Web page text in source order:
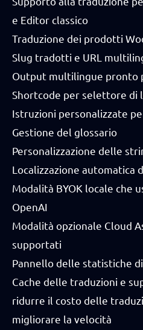
e Editor classico
Traduzione dei prodotti
Slug tradotti e URL
Output multilingue pronto
Shortcode per selettore di
Istruzioni personalizzate
Gestione del glossario
Personalizzazione delle
Localizzazione automatica
Modalità BYOK locale che
OpenAI
Modalità opzionale Cloud
supportati
Pannello delle statistiche
Cache delle traduzioni e
ridurre il costo delle
migliorare la velocità